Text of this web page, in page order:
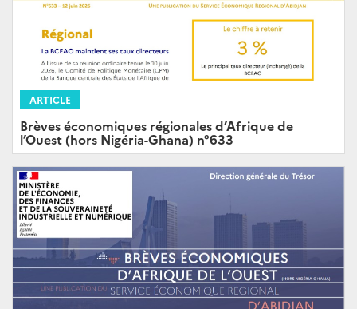
ARTICLE
Brèves économiques régionales d’Afrique de
l’Ouest (hors Nigéria-Ghana) n°633